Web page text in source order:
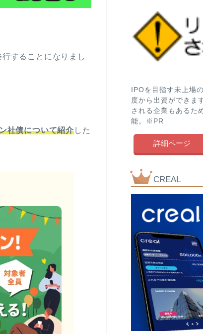
することになりまし
社債について紹介した
IPOを目指す未上場
度から出資ができま
される企業もあるた
能。※PR
詳細ページ
CREAL